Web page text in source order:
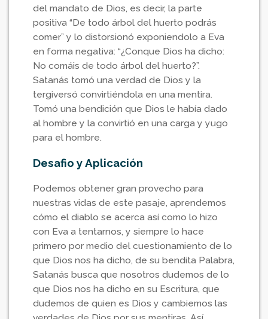
del mandato de Dios, es decir, la parte
positiva “De todo árbol del huerto podrás
comer” y lo distorsionó exponiendolo a Eva
en forma negativa: “¿Conque Dios ha dicho:
No comáis de todo árbol del huerto?”.
Satanás tomó una verdad de Dios y la
tergiversó convirtiéndola en una mentira.
Tomó una bendición que Dios le había dado
al hombre y la convirtió en una carga y yugo
para el hombre.
Desafio y Aplicación
Podemos obtener gran provecho para
nuestras vidas de este pasaje, aprendemos
cómo el diablo se acerca así como lo hizo
con Eva a tentarnos, y siempre lo hace
primero por medio del cuestionamiento de lo
que Dios nos ha dicho, de su bendita Palabra,
Satanás busca que nosotros dudemos de lo
que Dios nos ha dicho en su Escritura, que
dudemos de quien es Dios y cambiemos las